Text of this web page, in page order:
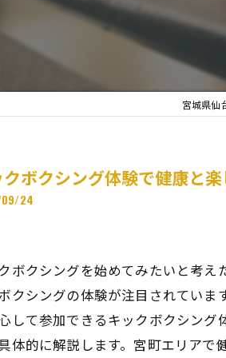
宮城県仙
クボクシング体験で健康と
24
ボクシングを始めてみたいと考
クシングの体験が注目されてい
して参加できるキックボクシン
体的に解説します。宮町エリア